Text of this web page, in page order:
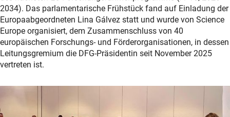
2034). Das parlamentarische Frühstück fand auf Einladung der
Europaabgeordneten Lina Gálvez statt und wurde von Science
Europe organisiert, dem Zusammenschluss von 40
europäischen Forschungs- und Förderorganisationen, in dessen
Leitungsgremium die DFG-Präsidentin seit November 2025
vertreten ist.